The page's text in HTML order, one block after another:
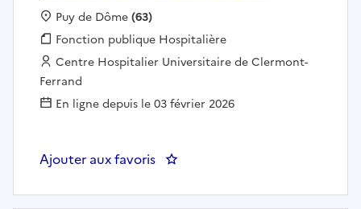
Localisation :
Puy de Dôme(63)
Fonction publique :
Fonction publique Hospitalière
Employeur :
Centre Hospitalier Universitaire de Clermont-
Ferrand
En ligne depuis le 03 février 2026
Ajouter aux favoris : SAGE-FEMME ENSEIGNANTE